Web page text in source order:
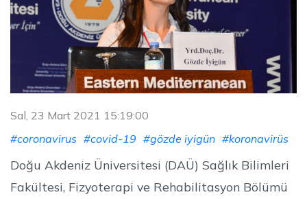
Sal, 23 Mart 2021 15:19:00
#coronavirus #covid-19 #gözde iyigün #koronavirüs
Doğu Akdeniz Üniversitesi (DAÜ) Sağlık Bilimleri
Fakültesi, Fizyoterapi ve Rehabilitasyon Bölümü